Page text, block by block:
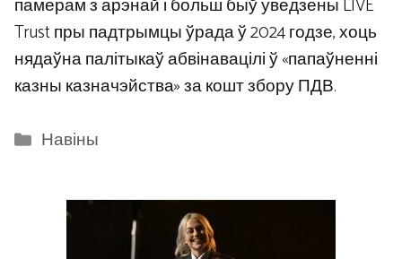
Trust пры падтрымцы ўрада ў 2024 годзе, хоць
нядаўна палітыкаў абвінавацілі ў «папаўненні
казны казначэйства» за кошт збору ПДВ.
Categories
Навіны